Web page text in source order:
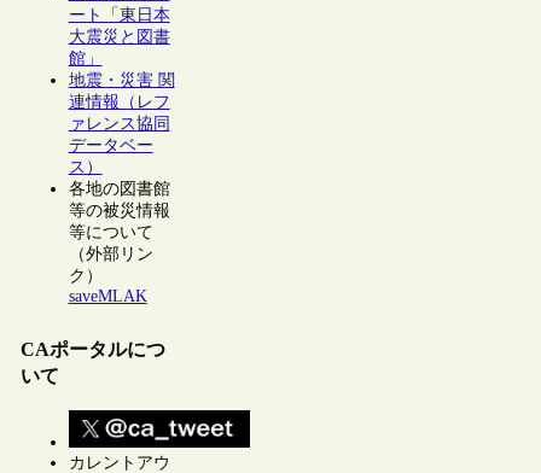
ート「東日本
大震災と図書
館」
地震・災害 関
連情報（レフ
ァレンス協同
データベー
ス）
各地の図書館
等の被災情報
等について
（外部リン
ク）
saveMLAK
CAポータルにつ
いて
カレントアウ